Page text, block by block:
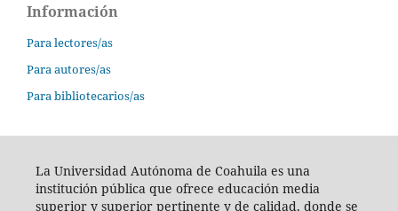
Información
Para lectores/as
Para autores/as
Para bibliotecarios/as
La Universidad Autónoma de Coahuila es una
institución pública que ofrece educación media
superior y superior pertinente y de calidad, donde se